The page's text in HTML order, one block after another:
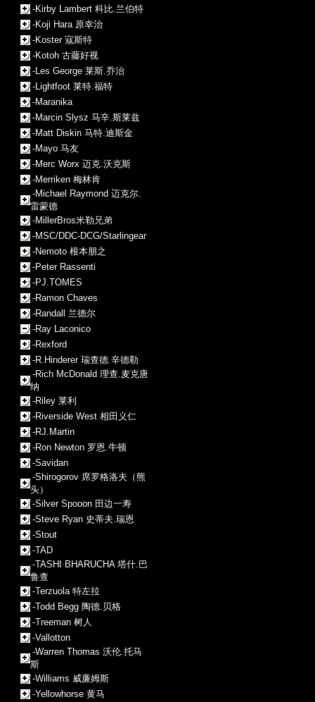
-Kirby Lambert 科比.兰伯特
-Koji Hara 原幸治
-Koster 寇斯特
-Kotoh 古藤好视
-Les George 莱斯.乔治
-Lightfoot 莱特.福特
-Maranika
-Marcin Slysz 马辛.斯莱兹
-Matt Diskin 马特.迪斯金
-Mayo 马友
-Merc Worx 迈克.沃克斯
-Merriken 梅林肯
-Michael Raymond 迈克尔.
雷蒙德
-MillerBros米勒兄弟
-MSC/DDC-DCG/Starlingear
-Nemoto 根本朋之
-Peter Rassenti
-PJ.TOMES
-Ramon Chaves
-Randall 兰德尔
-Ray Laconico
-Rexford
-R.Hinderer 瑞查德.辛德勒
-Rich McDonald 理查.麦克唐
纳
-Riley 莱利
-Riverside West 相田义仁
-RJ.Martin
-Ron Newton 罗恩.牛顿
-Savidan
-Shirogorov 席罗格洛夫（熊
头）
-Silver Spooon 田边一寿
-Steve Ryan 史蒂夫.瑞恩
-Stout
-TAD
-TASHI BHARUCHA 塔什.巴
鲁查
-Terzuola 特左拉
-Todd Begg 陶德.贝格
-Treeman 树人
-Vallotton
-Warren Thomas 沃伦.托马
斯
-Williams 威廉姆斯
-Yellowhorse 黄马